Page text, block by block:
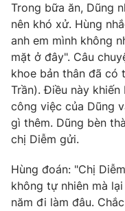
Phim VTV
Hậu trường
Nhân vật
Khán giả
Giải sao mai
Giải trí
Điện ảnh
Âm nhạc
Sao
Đời sống
Du lịch
Làm đẹp
Chất lượng cuộc sống
Giáo dục
Tuyển sinh
Công nghệ
Hitech Công nghệ
Sản phẩm
Giao lưu trực tuyến
Trong bữa ăn, Dũng
nên khó xử. Hùng
anh em mình không
mặt ở đây". Câu
khoe bản thân đã có
Trần). Điều này
công việc của Dũng
gì thêm. Dũng bèn
chị Diễm gửi.
Hùng đoán: "Chị
không tự nhiên mà
năm đi làm đâu.